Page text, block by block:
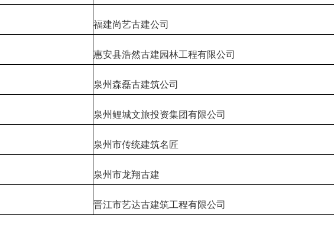
福建尚艺古建公司
惠安县浩然古建园林工程有限公司
泉州森磊古建筑公司
泉州鲤城文旅投资集团有限公司
泉州市传统建筑名匠
泉州市龙翔古建
晋江市艺达古建筑工程有限公司